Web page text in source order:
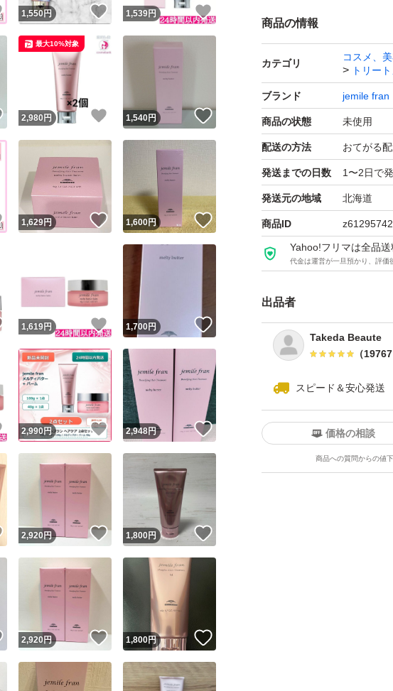
◎夜のまとまりを記憶し
◎ハンドクリームとして
#ミルボン #メルティバ
トバストリートメント #
リーム
商品の情報
カテゴリ
コスメ、
トリー
ブランド jemile fran
商品の状態 未使用
配送の方法 おてがる
発送までの日数 1〜2日で
発送元の地域 北海道
商品ID
Yahoo!フリマは全品
代金は運営が一旦預かり、評価
出品者
Takeda Beaute
（19767
スピード＆安心発送
ユーザーの実績について
Yahoo!フリマが定めた一定の基準を満たしたユーザーにバッジを付与しています
安心取引出品者
価格の相談
商品への質問からの値
いいね！
1,550円 いいね！
1,539円
いいね！
2,980 円 いいね！
最大10%対象
1,540円
いいね！
1,629円 いいね！
1,600円 いいね！
いいね！
1,619円 いいね！
1,700円
いいね！
2,990円 いいね！
2,948円 いいね！
いいね！
2,920円 いいね！
1,800円
いいね！
2,920円 いいね！
1,800円